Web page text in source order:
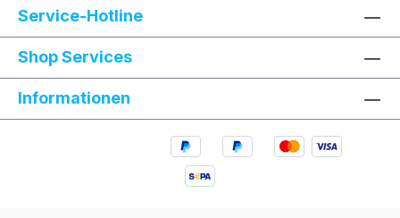
Service-Hotline
Shop Services
Informationen